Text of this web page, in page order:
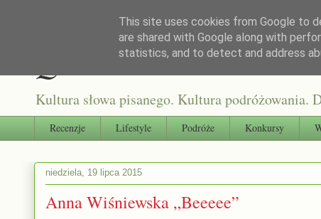
Qultura słowa
Kultura słowa pisanego. Kultura podróżowania.
Recenzje Lifestyle Podróże Konkursy
niedziela, 19 lipca 2015
Anna Wiśniewska „Beeeee”
This site uses cookies from Google to
are shared with Google along with
statistics, and to detect and address